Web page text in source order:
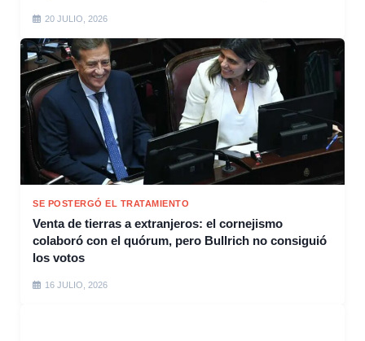
20 JULIO, 2026
SE POSTERGÓ EL TRATAMIENTO
Venta de tierras a extranjeros: el cornejismo
colaboró con el quórum, pero Bullrich no consiguió
los votos
16 JULIO, 2026